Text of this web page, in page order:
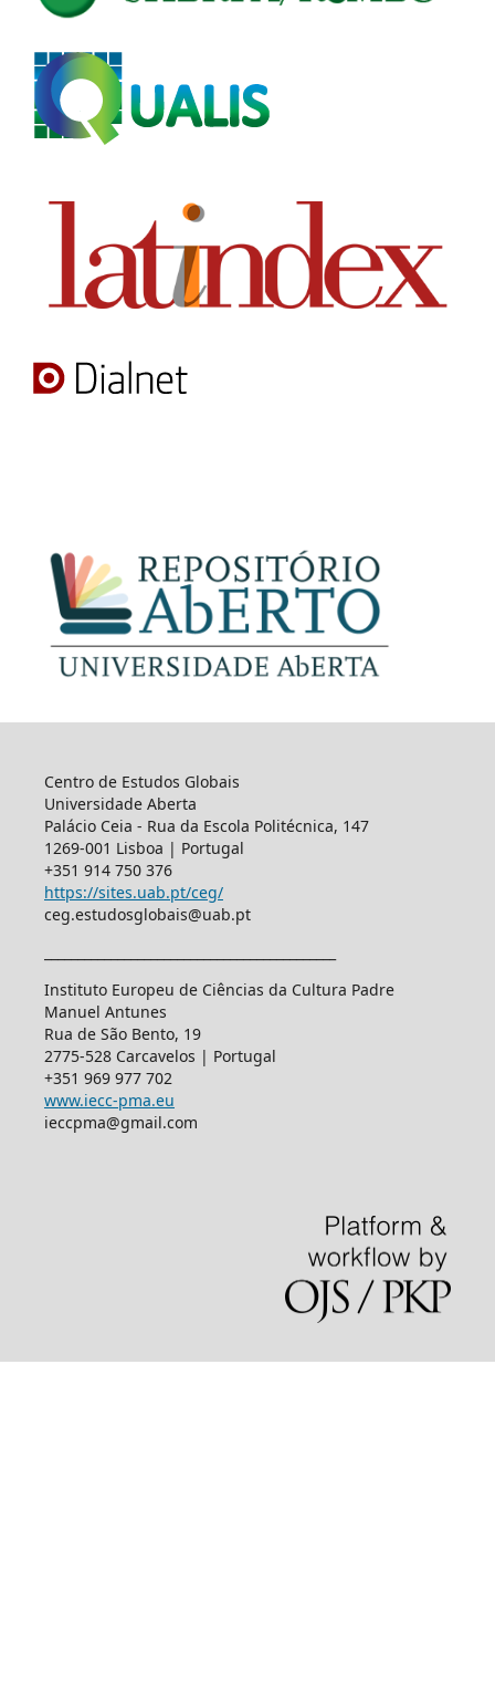
Centro de Estudos Globais
Universidade Aberta
Palácio Ceia - Rua da Escola Politécnica, 147
1269-001 Lisboa | Portugal
+351 914 750 376
https://sites.uab.pt/ceg/
ceg.estudosglobais@uab.pt
Instituto Europeu de Ciências da Cultura Padre
Manuel Antunes
Rua de São Bento, 19
2775-528 Carcavelos | Portugal
+351 969 977 702
www.iecc-pma.eu
ieccpma@gmail.com